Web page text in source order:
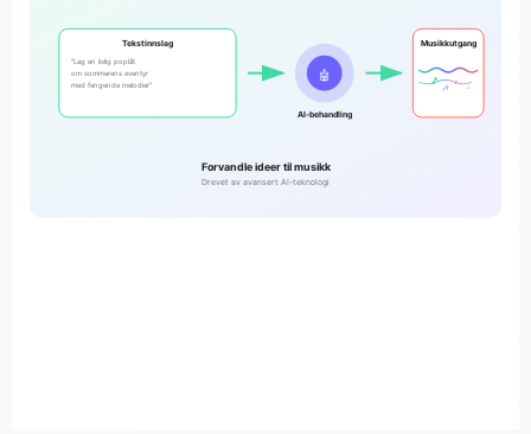
Tekstinnslag
"Lag en livlig poplåt
om sommerens eventyr
med fengende melodier"
🤖
AI-behandling
Musikkutgang
🎵
🎶
♪ ♫
Forvandle ideer til musikk
Drevet av avansert AI-teknologi